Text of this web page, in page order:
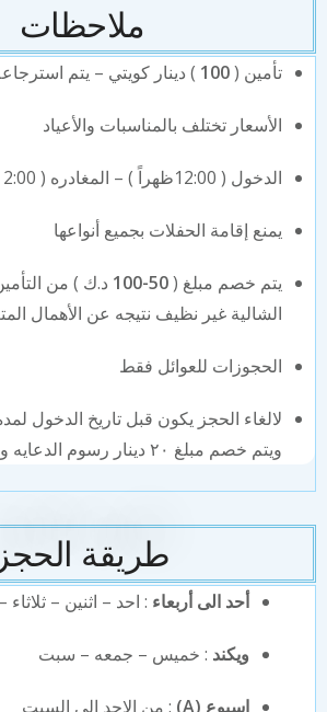
ملاحظات
تأمين (100) دينار كويتي – يتم استرجاعه
الأسعار تختلف بالمناسبات والأعياد
الدخول ( 12:00ظهراً ) – المغادره ( 2:00 ظهراً )
يمنع إقامة الحفلات بجميع أنواعها
يتم خصم مبلغ (50-100
د.ك ) من التأمين
الشالية غير نظيف نتيجه عن الأهمال
الحجوزات للعوائل فقط
ويتم خصم مبلغ ٢٠ دينار رسوم الدعايه والاعلان
طريقة الحجز
أحد الى أربعاء: احد – اثنين – ثلاثاء –
ويكند: خميس – جمعه – سبت
اسبوع (A) : من الاحد الى السبت